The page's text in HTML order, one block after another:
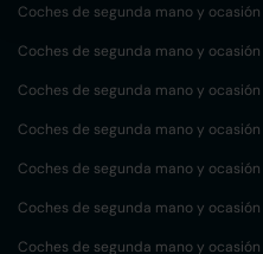
Coches de segunda mano y ocasión
Coches de segunda mano y ocasión
Coches de segunda mano y ocasión
Coches de segunda mano y ocasión
Coches de segunda mano y ocasión
Coches de segunda mano y ocasión
Coches de segunda mano y ocasión